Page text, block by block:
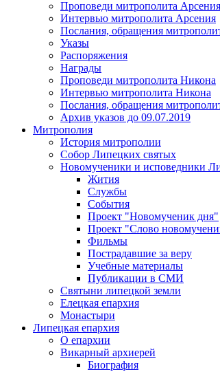
Проповеди митрополита Арсения
Интервью митрополита Арсения
Послания, обращения
Указы
Распоряжения
Награды
Проповеди митрополита Никона
Интервью митрополита Никона
Послания, обращения
Архив указов до 09.07.2019
Митрополия
История митрополии
Собор Липецких святых
Новомученики и исповедники
Жития
Службы
События
Проект "Новомученик дня"
Проект "Слово
Фильмы
Пострадавшие за веру
Учебные материалы
Публикации в СМИ
Святыни липецкой земли
Елецкая епархия
Монастыри
Липецкая епархия
О епархии
Викарный архиерей
Биография